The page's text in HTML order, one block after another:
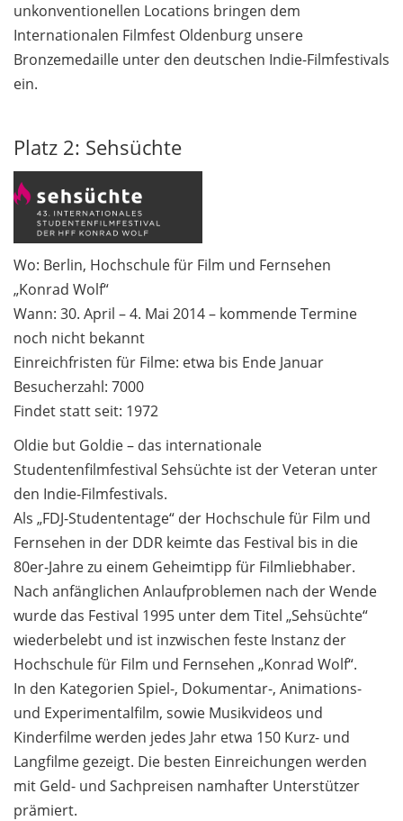
unkonventionellen Locations bringen dem
Internationalen Filmfest Oldenburg unsere
Bronzemedaille unter den deutschen Indie-Filmfestivals
ein.
Platz 2: Sehsüchte
Wo: Berlin, Hochschule für Film und Fernsehen
„Konrad Wolf“
Wann: 30. April – 4. Mai 2014 – kommende Termine
noch nicht bekannt
Einreichfristen für Filme: etwa bis Ende Januar
Besucherzahl: 7000
Findet statt seit: 1972
Oldie but Goldie – das internationale
Studentenfilmfestival Sehsüchte ist der Veteran unter
den Indie-Filmfestivals.
Als „FDJ-Studententage“ der Hochschule für Film und
Fernsehen in der DDR keimte das Festival bis in die
80er-Jahre zu einem Geheimtipp für Filmliebhaber.
Nach anfänglichen Anlaufproblemen nach der Wende
wurde das Festival 1995 unter dem Titel „Sehsüchte“
wiederbelebt und ist inzwischen feste Instanz der
Hochschule für Film und Fernsehen „Konrad Wolf“.
In den Kategorien Spiel-, Dokumentar-, Animations-
und Experimentalfilm, sowie Musikvideos und
Kinderfilme werden jedes Jahr etwa 150 Kurz- und
Langfilme gezeigt. Die besten Einreichungen werden
mit Geld- und Sachpreisen namhafter Unterstützer
prämiert.